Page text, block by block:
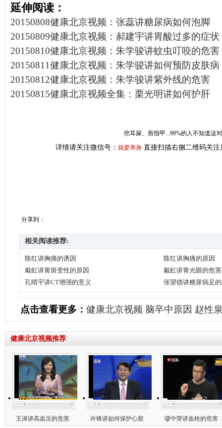
延伸阅读：
20150808健康北京视频：张蕊讲糖尿病如何泡脚
20150809健康北京视频：郝建宇讲胃酸过多的症状
20150810健康北京视频：朱学骏讲蚊虫叮咬的危害
20150811健康北京视频：朱学骏讲如何预防皮肤病
20150812健康北京视频：朱学骏讲紫外线的危害
20150815健康北京视频全集：栗光明讲如何护肝
挖耳屎、剪指甲...99%的人不知道这
详情请关注微信号： 就爱养身 直接扫描右侧二维码关注
分享到：
相关阅读推荐:
陈红讲胸痛的诱因
陈红讲胸痛的原因
戴虹讲黄斑变性的原因
戴虹讲青光眼的危害
孔晴宇讲CT增强的意义
张望德讲糖尿病足
点击查看更多： 健康北京视频 脑卒中原因 赵性
健康北京视频推荐
王涛讲高血压的危害 许锋讲如何保护心脏 缪中荣讲血栓的危害